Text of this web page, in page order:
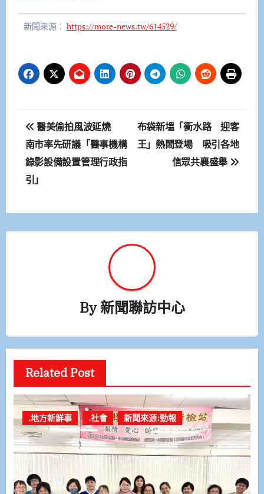
新聞來源： https://more-news.tw/614529/
文
章
導
覽
醫美偷拍風波延燒
南市率先研議「醫事機構
錄影設備設置管理行政指
引」
布袋新塭「衝水路 迎客
王」熱鬧登場 吸引各地
信眾共襄盛舉
By新聞聯訪中心
Related Post
.地方新鮮事 .社會 新聞來源:勁報